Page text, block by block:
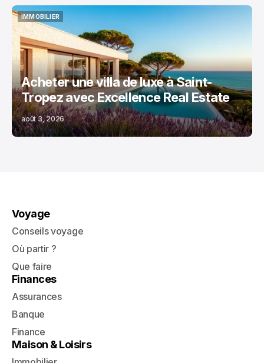
IMMOBILIER
IMMOBILIER
Acheter une villa de luxe à Saint-
Tropez avec Excellence Real Estate
août 3, 2026
Voyage
Conseils voyage
Où partir ?
Que faire
Finances
Assurances
Banque
Finance
Maison & Loisirs